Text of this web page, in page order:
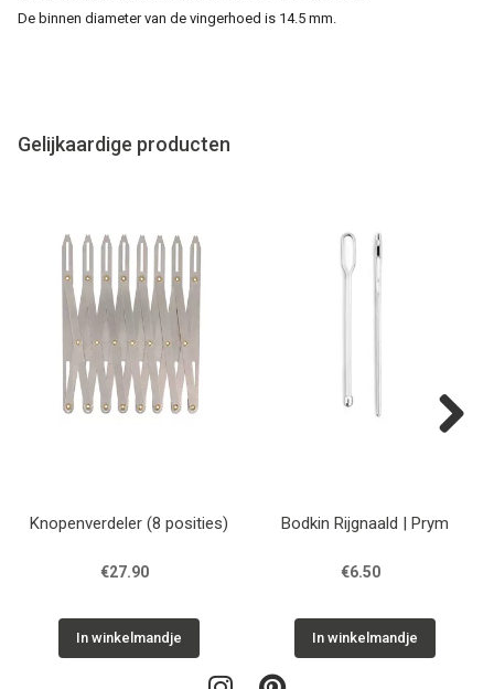
De binnen diameter van de vingerhoed is 14.5 mm.
Gelijkaardige producten
Knopenverdeler (8 posities)
€27.90
In winkelmandje
Bodkin Rijgnaald | Prym
€6.50
In winkelmandje